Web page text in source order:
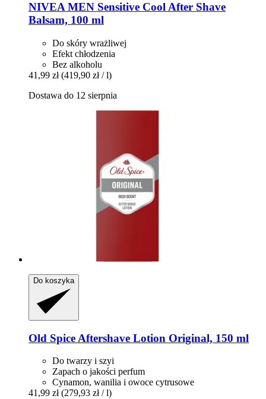
NIVEAMEN Sensitive Cool After Shave
Balsam, 100 ml
Do skóry wrażliwej
Efekt chłodzenia
Bez alkoholu
41,99 zł (419,90 zł / l)
Dostawa do 12 sierpnia
Do koszyka
Old Spice Aftershave Lotion Original, 150 ml
Do twarzy i szyi
Zapach o jakości perfum
Cynamon, wanilia i owoce cytrusowe
41,99 zł (279,93 zł / l)